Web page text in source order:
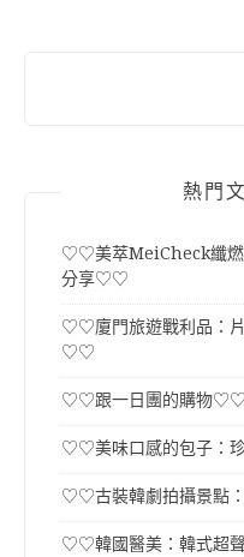
熱門
♡♡美萃MeiCheck纖燃
分享♡♡
♡♡廈門旅遊戰利品：
♡♡
♡♡跟一日團的購物♡♡
♡♡美味口感的包子：
♡♡古裝韓劇拍攝景點
♡♡韓國醫美：韓式超